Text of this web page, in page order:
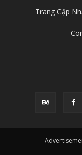
Trang Cập